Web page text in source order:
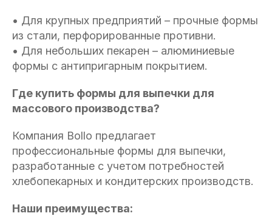
• Для крупных предприятий – прочные формы
из стали, перфорированные противни.
• Для небольших пекарен – алюминиевые
формы с антипригарным покрытием.
Где купить формы для выпечки для
массового производства?
Компания Bollo предлагает
профессиональные формы для выпечки,
разработанные с учетом потребностей
хлебопекарных и кондитерских производств.
Наши преимущества: